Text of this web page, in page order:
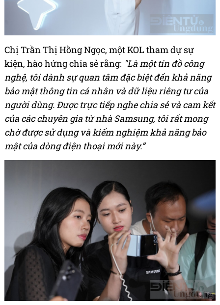
Chị Trần Thị Hồng Ngọc, một KOL tham dự sự
kiện, hào hứng chia sẻ rằng: "Là một tín đồ công
nghệ, tôi dành sự quan tâm đặc biệt đến khả năng
bảo mật thông tin cá nhân và dữ liệu riêng tư của
người dùng. Được trực tiếp nghe chia sẻ và cam kết
của các chuyên gia từ nhà Samsung, tôi rất mong
chờ được sử dụng và kiểm nghiệm khả năng bảo
mật của dòng điện thoại mới này.”